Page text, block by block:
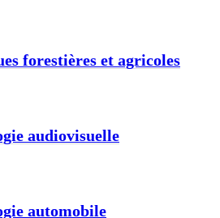
forestières et agricoles
audiovisuelle
automobile